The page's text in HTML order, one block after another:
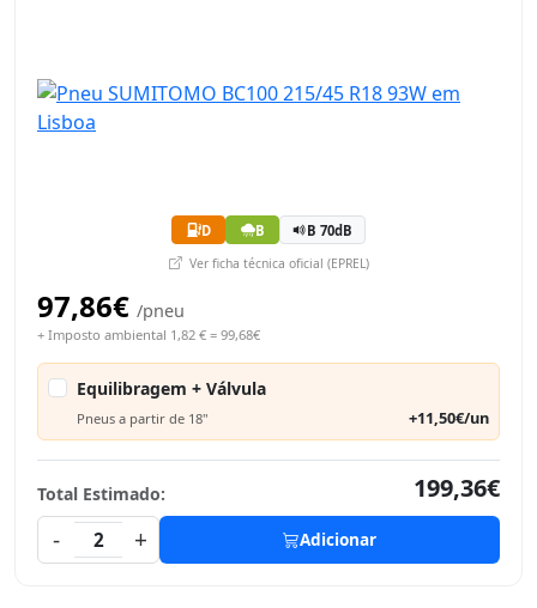
D B B 70dB
Ver ficha técnica oficial (EPREL)
97,86€ /pneu
+ Imposto ambiental 1,82 € = 99,68€
Equilibragem + Válvula
Pneus a partir de 18" +11,50€/un
Total Estimado:
199,36€
-
2 + Adicionar